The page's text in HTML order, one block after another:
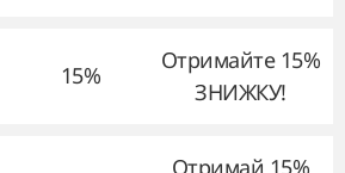
15%
Отримайте 15%
ЗНИЖКУ!
Отримай 15%